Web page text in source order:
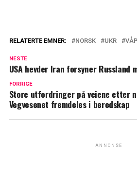
RELATERTE EMNER: NORSK UKR
NESTE
USA hevder Iran forsyner Russland
FORRIGE
Store utfordringer på veiene etter
Vegvesenet fremdeles i beredskap
ANNONSE